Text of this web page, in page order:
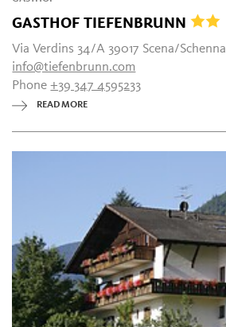
GASTHOF TIEFENBRUNN
Via Verdins 34/A 39017 Scena/Schenna
info@tiefenbrunn.com
Phone+39 347 4595233
READ MORE